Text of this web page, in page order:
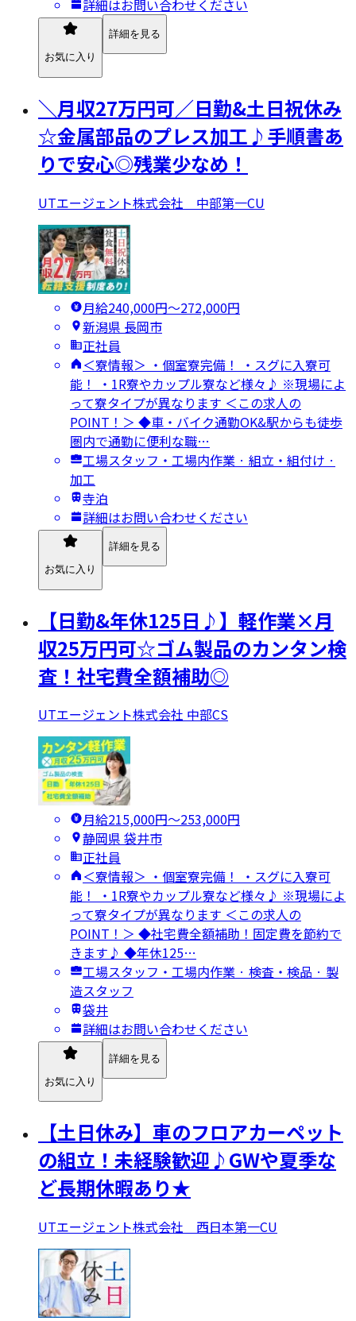
詳細はお問い合わせください
お気に入り
詳細を見る
＼月収27万円可／日勤&土日祝休み
☆金属部品のプレス加工♪手順書あ
りで安心◎残業少なめ！
UTエージェント株式会社 中部第一CU
月給240,000円〜272,000円
新潟県 長岡市
正社員
＜寮情報＞ ・個室寮完備！ ・スグに入寮可
能！ ・1R寮やカップル寮など様々♪ ※現場によ
って寮タイプが異なります ＜この求人の
POINT！＞ ◆車・バイク通勤OK&駅からも徒歩
圏内で通勤に便利な職…
工場スタッフ・工場内作業 · 組立・組付け ·
加工
寺泊
詳細はお問い合わせください
お気に入り
詳細を見る
【日勤&年休125日♪】軽作業×月
収25万円可☆ゴム製品のカンタン検
査！社宅費全額補助◎
UTエージェント株式会社 中部CS
月給215,000円〜253,000円
静岡県 袋井市
正社員
＜寮情報＞ ・個室寮完備！ ・スグに入寮可
能！ ・1R寮やカップル寮など様々♪ ※現場によ
って寮タイプが異なります ＜この求人の
POINT！＞ ◆社宅費全額補助！固定費を節約で
きます♪ ◆年休125…
工場スタッフ・工場内作業 · 検査・検品 · 製
造スタッフ
袋井
詳細はお問い合わせください
お気に入り
詳細を見る
【土日休み】車のフロアカーペット
の組立！未経験歓迎♪GWや夏季な
ど長期休暇あり★
UTエージェント株式会社 西日本第一CU